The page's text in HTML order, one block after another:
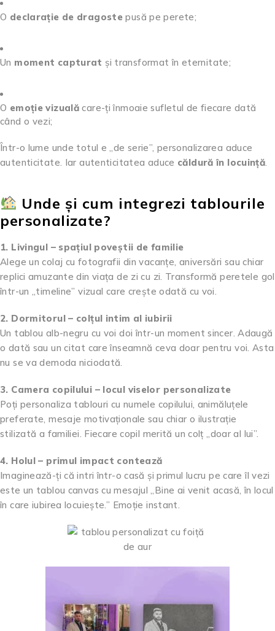
O declarație de dragoste pusă pe perete;
Un moment capturat și transformat în eternitate;
O emoție vizuală care-ți înmoaie sufletul de fiecare dată
când o vezi;
Într-o lume unde totul e „de serie”, personalizarea aduce
autenticitate. Iar autenticitatea aduce căldură în locuință
Unde și cum integrezi tablourile
personalizate?
1. Livingul – spațiul poveștii de familie
Alege un colaj cu fotografii din vacanțe, aniversări sau chiar
replici amuzante din viața de zi cu zi. Transformă peretele gol
într-un „timeline” vizual care crește odată cu voi.
2. Dormitorul – colțul intim al iubirii
Un tablou alb-negru cu voi doi într-un moment sincer. Adaugă
o dată sau un citat care înseamnă ceva doar pentru voi. Asta
nu se va demoda niciodată.
3. Camera copilului – locul viselor personalizate
Poți personaliza tablouri cu numele copilului, animăluțele
preferate, mesaje motivaționale sau chiar o ilustrație
stilizată a familiei. Fiecare copil merită un colț „doar al lui”.
4. Holul – primul impact contează
Imaginează-ți că intri într-o casă și primul lucru pe care îl vezi
este un tablou canvas cu mesajul „Bine ai venit acasă, în locul
în care iubirea locuiește.” Emoție instant.